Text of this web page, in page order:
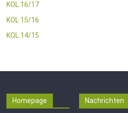
KOL 16/17
KOL 15/16
KOL 14/15
Homepage Nachrichten